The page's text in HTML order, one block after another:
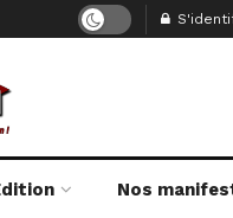
Nos